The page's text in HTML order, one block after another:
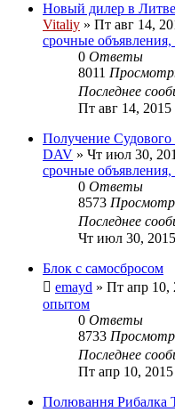
Новый дилер в
Vitaliy » Пт авг 14,
срочные
0 Ответы
8011
Последнее
Пт авг 14, 2015
Получение
DAV » Чт июл 30,
срочные
0 Ответы
8573
Последнее
Чт июл 30,
Блок с самосбросом
emayd » Пт апр 10,
опытом
0 Ответы
8733
Последнее
Пт апр 10,
Полювання Рибалка